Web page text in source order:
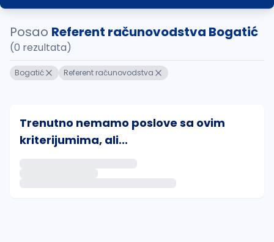
Posao Referent računovodstva Bogatić
(0 rezultata)
Bogatić Referent računovodstva
Trenutno nemamo poslove sa ovim
kriterijumima, ali...